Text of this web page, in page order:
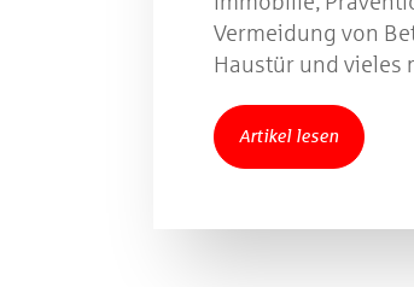
Vermeidung von
Haustür und vieles
Artikel lesen